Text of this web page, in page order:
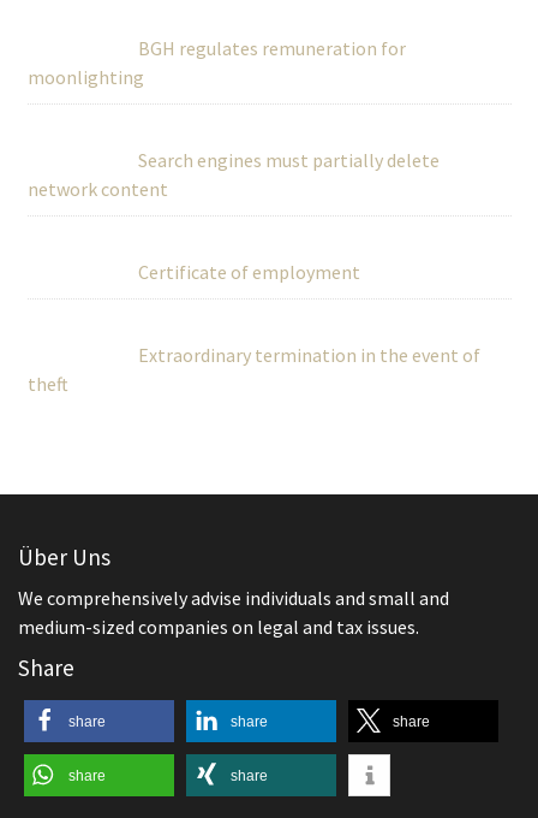
BGH regulates remuneration for
moonlighting
Search engines must partially delete
network content
Certificate of employment
Extraordinary termination in the event of
theft
Über Uns
We comprehensively advise individuals and small and
medium-sized companies on legal and tax issues.
Share
share share share
share share